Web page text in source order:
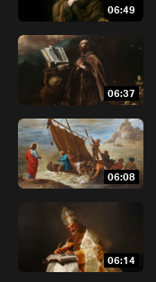
06:49
06:37
06:08
06:14